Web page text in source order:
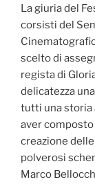
La giuria del
corsisti del
scelto di
regista di
delicatezza
tutti una storia
aver composto
creazione
polverosi
Marco